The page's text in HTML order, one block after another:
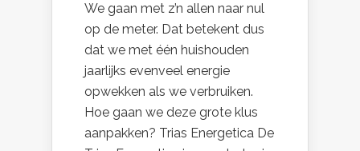
We gaan met z’n allen naar nul
op de meter. Dat betekent dus
dat we met één huishouden
jaarlijks evenveel energie
opwekken als we verbruiken.
Hoe gaan we deze grote klus
aanpakken? Trias Energetica De